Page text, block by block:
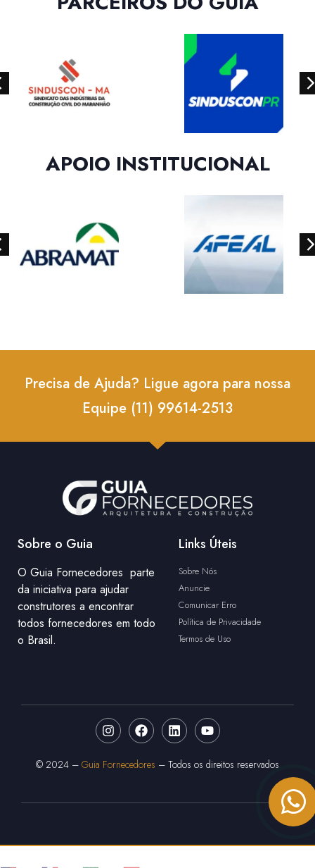
APOIO INSTITUCIONAL
Precisa de Ajuda? Ligue agora para nossa
Equipe (11) 99614-2513
Sobre o Guia
O Guia Fornecedores parte
da iniciativa para ajudar
construtores a encontrar
todos fornecedores em todo
o Brasil.
Links Úteis
Sobre Nós
Anuncie
Comunicar Erro
Política de Privacidade
Termos de Uso
© 2024 – Guia Fornecedores – Todos os direitos reservados